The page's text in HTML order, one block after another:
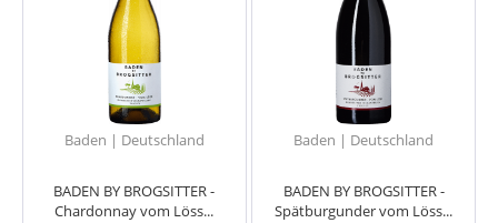
Baden | Deutschland
BADEN BY BROGSITTER -
Chardonnay vom Löss...
Baden | Deutschland
BADEN BY BROGSITTER -
Spätburgunder vom Löss...